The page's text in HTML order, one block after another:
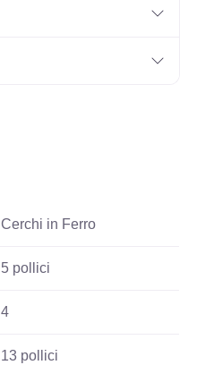
Cerchi in Ferro
5 pollici
4
13 pollici